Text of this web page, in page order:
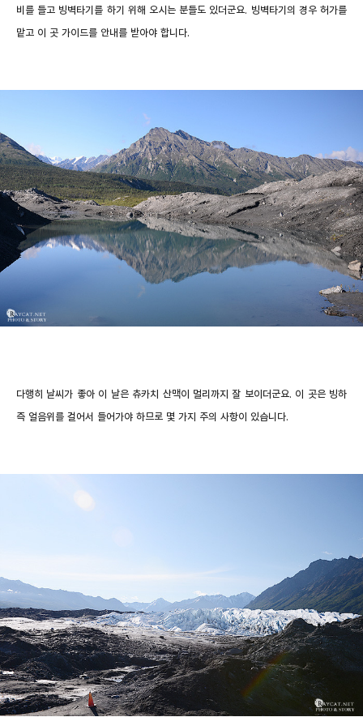
비를 들고 빙벽타기를 하기 위해 오시는 분들도 있더군요. 빙벽타기의 경우 허가를
맡고 이 곳 가이드를 안내를 받아야 합니다.
다행히 날씨가 좋아 이 날은 츄카치 산맥이 멀리까지 잘 보이더군요. 이 곳은 빙하
즉 얼음위를 걸어서 들어가야 하므로 몇 가지 주의 사항이 있습니다.